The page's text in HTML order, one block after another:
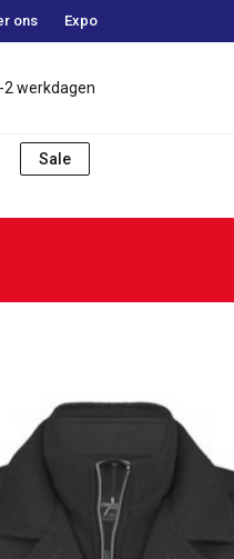
ons Expo
2 werkdagen
Sale